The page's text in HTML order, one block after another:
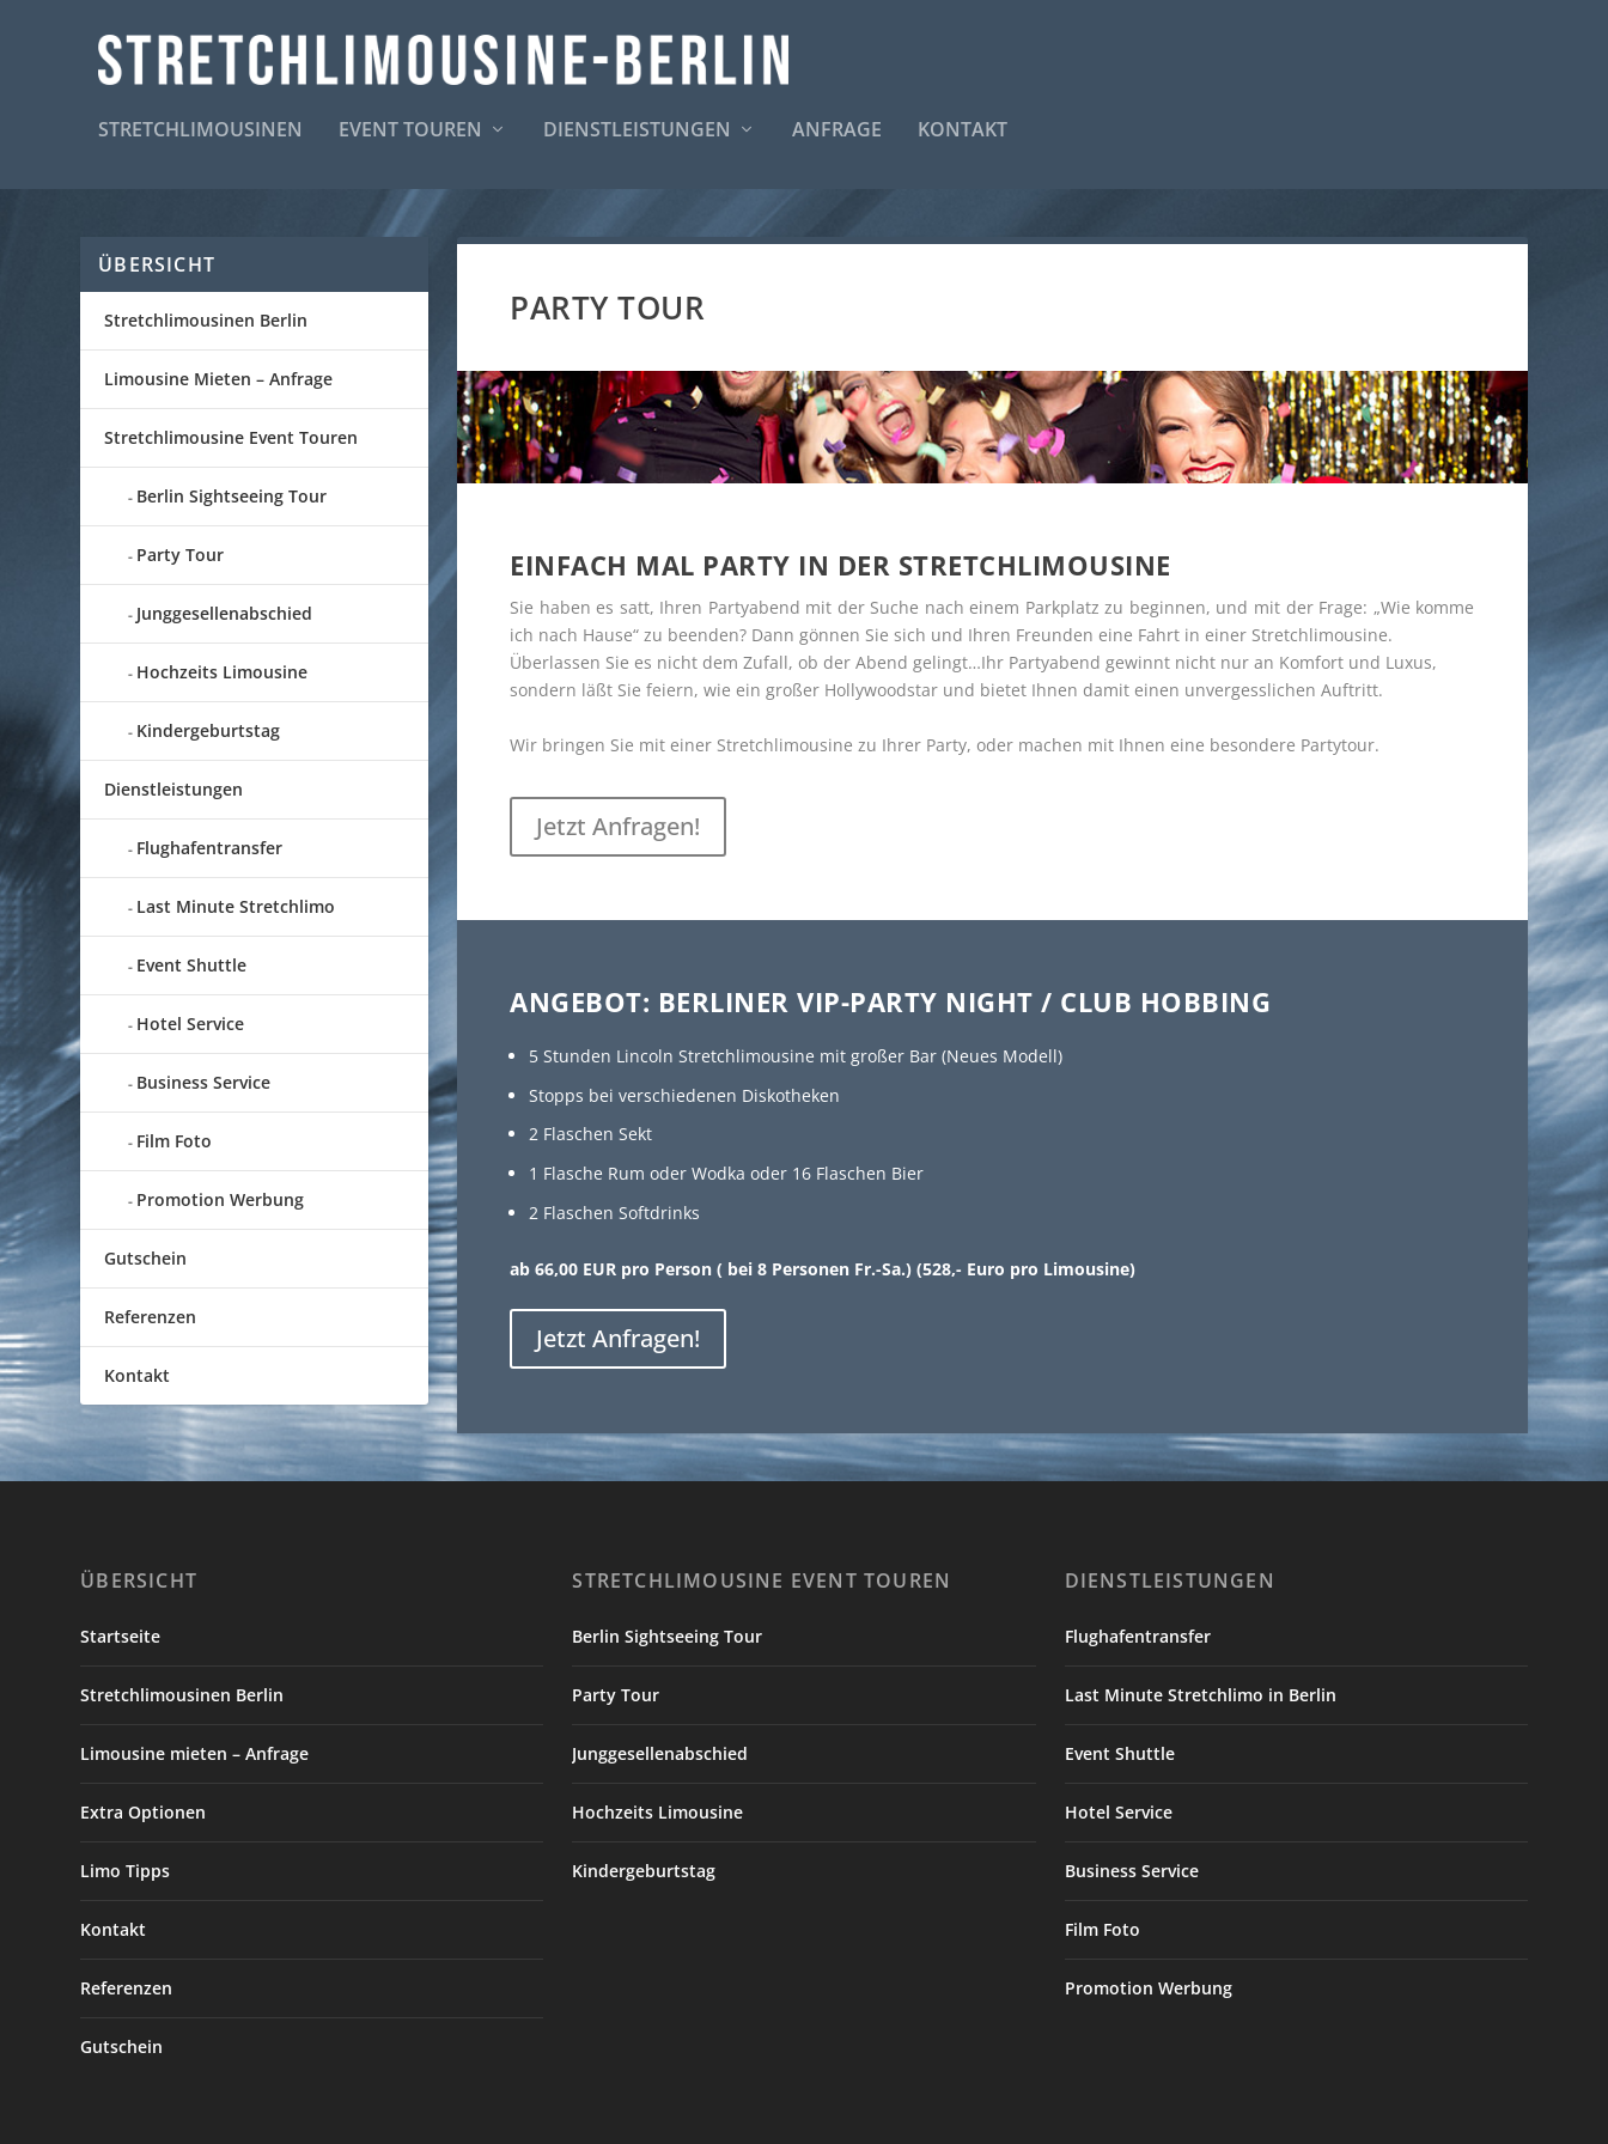
STRETCHLIMOUSINEN EVENT TOUREN DIENSTLEISTUNGEN ANFRAGE KONTAKT
PARTY TOUR
EINFACH MAL PARTY IN DER STRETCHLIMOUSINE
Sie haben es satt, Ihren Partyabend mit der Suche nach einem Parkplatz zu beginnen, und mit der Frage: „Wie komme
ich nach Hause“ zu beenden? Dann gönnen Sie sich und Ihren Freunden eine Fahrt in einer Stretchlimousine.
Überlassen Sie es nicht dem Zufall, ob der Abend gelingt…Ihr Partyabend gewinnt nicht nur an Komfort und Luxus,
sondern läßt Sie feiern, wie ein großer Hollywoodstar und bietet Ihnen damit einen unvergesslichen Auftritt.
Wir bringen Sie mit einer Stretchlimousine zu Ihrer Party, oder machen mit Ihnen eine besondere Partytour.
Jetzt Anfragen!
ANGEBOT: BERLINER VIP-PARTY NIGHT / CLUB HOBBING
5 Stunden Lincoln Stretchlimousine mit großer Bar (Neues Modell)
Stopps bei verschiedenen Diskotheken
2 Flaschen Sekt
1 Flasche Rum oder Wodka oder 16 Flaschen Bier
2 Flaschen Softdrinks
ab 66,00 EUR pro Person ( bei 8 Personen Fr.-Sa.) (528,- Euro pro Limousine)
Jetzt Anfragen!
ÜBERSICHT
Stretchlimousinen Berlin
Limousine Mieten – Anfrage
Stretchlimousine Event Touren
Berlin Sightseeing Tour
Party Tour
Junggesellenabschied
Hochzeits Limousine
Kindergeburtstag
Dienstleistungen
Flughafentransfer
Last Minute Stretchlimo
Event Shuttle
Hotel Service
Business Service
Film Foto
Promotion Werbung
Gutschein
Referenzen
Kontakt
ÜBERSICHT
Startseite
Stretchlimousinen Berlin
Limousine mieten – Anfrage
Extra Optionen
Limo Tipps
Kontakt
Referenzen
Gutschein
STRETCHLIMOUSINE EVENT TOUREN
Berlin Sightseeing Tour
Party Tour
Junggesellenabschied
Hochzeits Limousine
Kindergeburtstag
DIENSTLEISTUNGEN
Flughafentransfer
Last Minute Stretchlimo in Berlin
Event Shuttle
Hotel Service
Business Service
Film Foto
Promotion Werbung